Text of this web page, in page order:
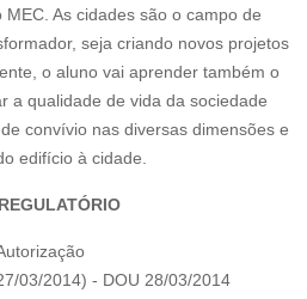
As cidades são o campo de
seja criando novos projetos
o aluno vai aprender também o
a qualidade de vida da sociedade
convívio nas diversas dimensões e
edifício à cidade.
03/2014) - DOU 28/03/2014